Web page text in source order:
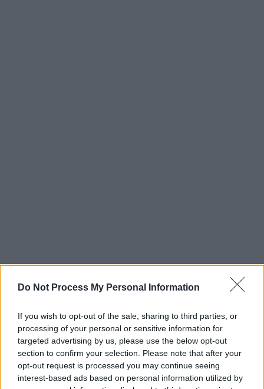
Do Not Process My Personal Information
If you wish to opt-out of the sale, sharing to third parties, or
processing of your personal or sensitive information for
targeted advertising by us, please use the below opt-out
section to confirm your selection. Please note that after your
opt-out request is processed you may continue seeing
interest-based ads based on personal information utilized by